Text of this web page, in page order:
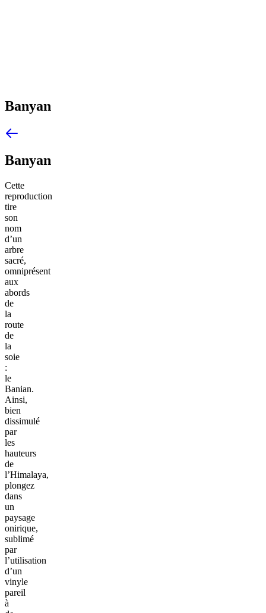
Banyan
Banyan
Cette
reproduction
tire
son
nom
d’un
arbre
sacré,
omniprésent
aux
abords
de
la
route
de
la
soie
:
le
Banian.
Ainsi,
bien
dissimulé
par
les
hauteurs
de
l’Himalaya,
plongez
dans
un
paysage
onirique,
sublimé
par
l’utilisation
d’un
vinyle
pareil
à